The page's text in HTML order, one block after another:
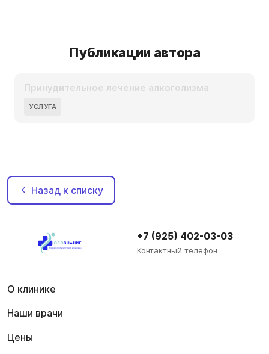
Публикации автора
УСЛУГА
Принудительное лечение алкоголизма
Назад к списку
+7 (925) 402-03-03
Контактный телефон
О клинике
Наши врачи
Цены